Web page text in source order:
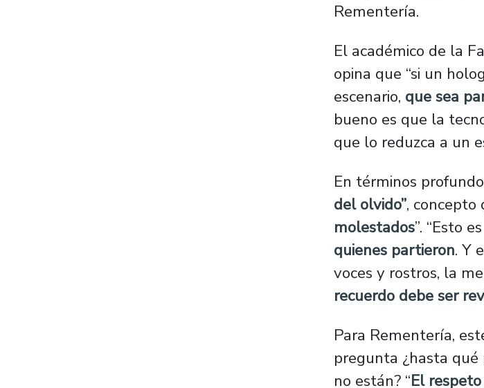
Rementería.
El académico de la
opina que “si un
escenario, que sea
bueno es que la
que lo reduzca a un
En términos
del olvido”, concepto
molestados”. “Esto
quienes partieron. Y
voces y rostros, la
recuerdo debe ser
Para Rementería,
pregunta ¿hasta
no están? “El